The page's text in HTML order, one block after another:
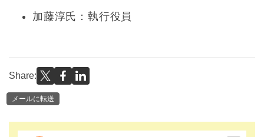
加藤淳氏：執行役員
Share:
メールに転送